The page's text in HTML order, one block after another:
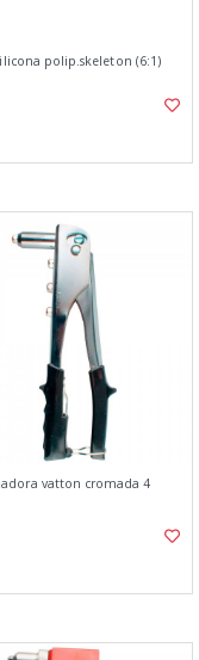
polip.skeleton (6:1)
vatton cromada 4